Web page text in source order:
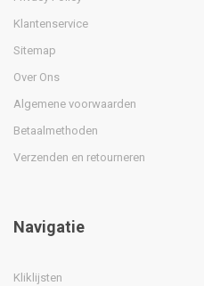
Klantenservice
Sitemap
Over Ons
Algemene voorwaarden
Betaalmethoden
Verzenden en retourneren
Navigatie
Kliklijsten